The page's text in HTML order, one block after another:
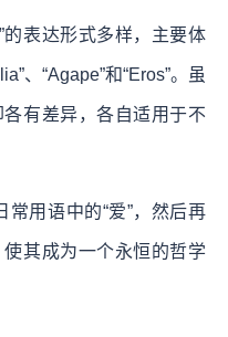
的表达形式多样，主要体
、“Agape”和“Eros”。虽
各有差异，各自适用于不
用语中的“爱”，然后再
使其成为一个永恒的哲学